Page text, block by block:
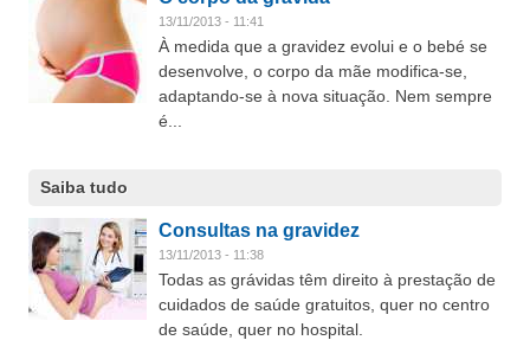
13/11/2013 - 11:41
À medida que a gravidez evolui e o bebé se
desenvolve, o corpo da mãe modifica-se,
adaptando-se à nova situação. Nem sempre
é...
Saiba tudo
Consultas na gravidez
13/11/2013 - 11:38
Todas as grávidas têm direito à prestação de
cuidados de saúde gratuitos, quer no centro
de saúde, quer no hospital.